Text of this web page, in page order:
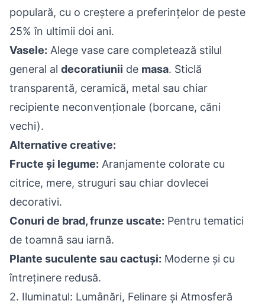
populară, cu o creștere a preferințelor de peste
25% în ultimii doi ani.
Vasele: Alege vase care completează stilul
general al decoratiunii de masa. Sticlă
transparentă, ceramică, metal sau chiar
recipiente neconvenționale (borcane, căni
vechi).
Alternative creative:
Fructe și legume: Aranjamente colorate cu
citrice, mere, struguri sau chiar dovlecei
decorativi.
Conuri de brad, frunze uscate: Pentru tematici
de toamnă sau iarnă.
Plante suculente sau cactuși: Moderne și cu
întreținere redusă.
2. Iluminatul: Lumânări, Felinare și Atmosferă